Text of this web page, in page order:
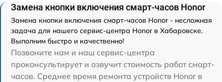
Замена кнопки включения смарт-часов Honor
Замена кнопки включения смарт-часов Honor - несложная
задача для нашего сервис-центра Honor в Хабаровске.
Выполним быстро и качественно!
Позвоните нам и наш сервис-центра
проконсультирует и озвучит стоимость работ смарт-
часов. Среднее время ремонта устройств Honor в